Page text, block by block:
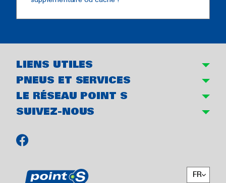
LIENS UTILES
PNEUS ET SERVICES
LE RÉSEAU POINT S
SUIVEZ-NOUS
FR